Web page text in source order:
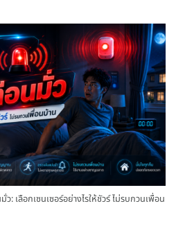
ลือกเซนเซอร์อย่างไรให้ชัวร์ ไม่รบกวนเพื่อน